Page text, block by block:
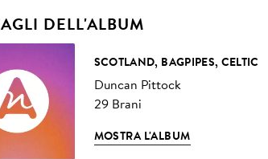
DELL'ALBUM
SCOTLAND, BAGPIPES, CELTIC
Duncan Pittock
29 Brani
MOSTRA L'ALBUM